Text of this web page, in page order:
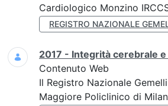
Cardiologico Monzino
REGISTRO NAZIONALE
2017 - Integrità cerebrale
Contenuto Web
Il Registro Nazionale
Maggiore Policlinico di